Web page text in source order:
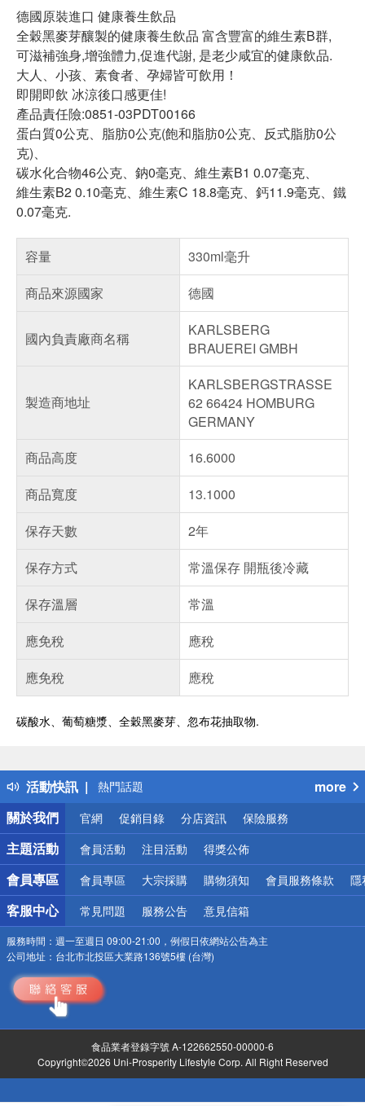
德國原裝進口 健康養生飲品
全穀黑麥芽釀製的健康養生飲品 富含豐富的維生素B群,
可滋補強身,增強體力,促進代謝, 是老少咸宜的健康飲品.
大人、小孩、素食者、孕婦皆可飲用！
即開即飲 冰涼後口感更佳!
產品責任險:0851-03PDT00166
蛋白質0公克、脂肪0公克(飽和脂肪0公克、反式脂肪0公
克)、
碳水化合物46公克、鈉0毫克、維生素B1 0.07毫克、
維生素B2 0.10毫克、維生素C 18.8毫克、鈣11.9毫克、鐵
0.07毫克.
容量
330ml毫升
商品來源國家
德國
國內負責廠商名稱
KARLSBERG
BRAUEREI GMBH
製造商地址
KARLSBERGSTRASSE
62 66424 HOMBURG
GERMANY
商品高度
16.6000
商品寬度
13.1000
保存天數
2年
保存方式
常溫保存 開瓶後冷藏
保存溫層
常溫
應免稅
應稅
應免稅
應稅
碳酸水、葡萄糖漿、全穀黑麥芽、忽布花抽取物.
活動快訊
得獎公告
熱門話題
銀行優惠
偏遠地區配送
詐騙網頁！請小心！
more
關於我們
官網 促銷目錄 分店資訊 保險服務
主題活動 會員活動 注目活動 得獎公佈
會員專區 會員專區 大宗採購 購物須知 會員服務條款 隱
客服中心 常見問題 服務公告 意見信箱
服務時間： 週一至週日 09:00-21:00，例假日依網站公告為主
公司地址： 台北市北投區大業路136號5樓 (台灣)
食品業者登錄字號 A-122662550-00000-6
Copyright©2026 Uni-Prosperity Lifestyle Corp. All Right Reserved